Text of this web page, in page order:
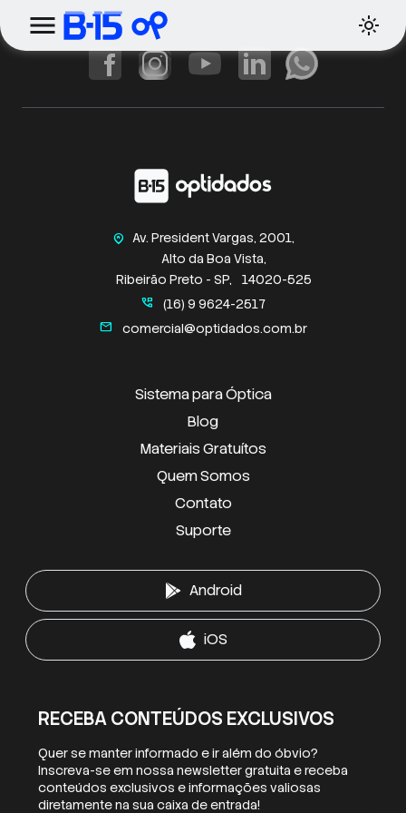
home_pin
Av. President Vargas, 2001,
Alto da Boa Vista,
Ribeirão Preto - SP,
14020-525
perm_phone_msg (16) 9 9624-2517
mail comercial@optidados.com.br
Sistema para Óptica
Blog
Materiais Gratuítos
Quem Somos
Contato
Suporte
RECEBA CONTEÚDOS EXCLUSIVOS
Quer se manter informado e ir além do óbvio?
Inscreva-se em nossa newsletter gratuita e receba
conteúdos exclusivos e informações valiosas
diretamente na sua caixa de entrada!
Android
iOS